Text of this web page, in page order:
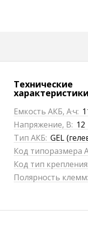
Технические
характеристики
Емкость АКБ, А·ч:
Напряжение, В: 12
Тип АКБ: GEL
Код типоразмера
Код тип крепления:
Полярность клемм: